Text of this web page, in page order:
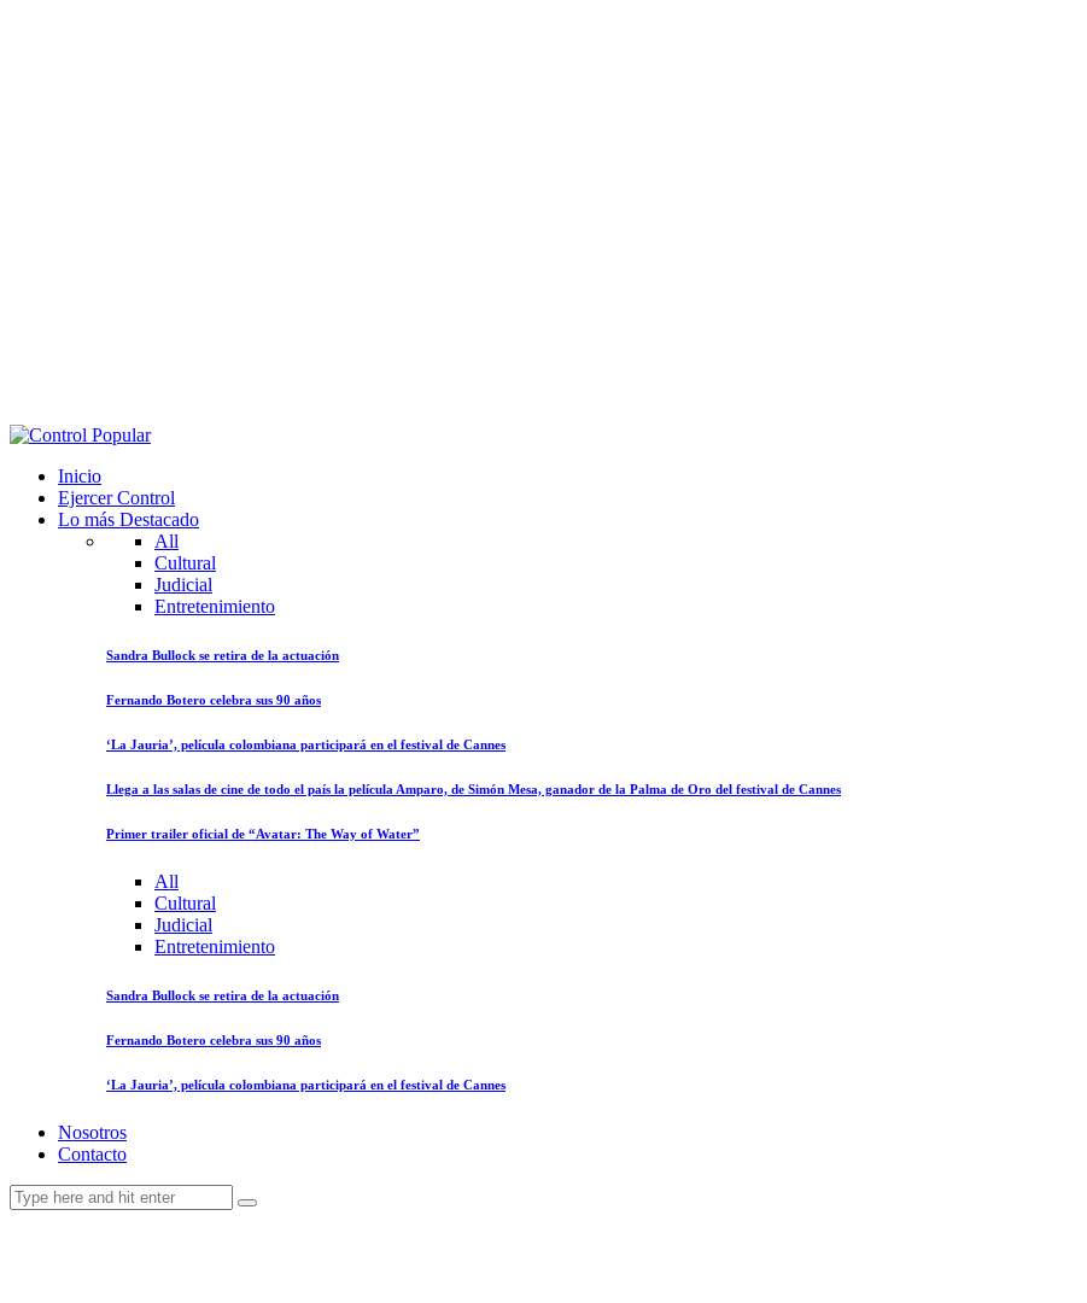
Inicio
Ejercer Control
Lo más Destacado
All
Cultural
Judicial
Entretenimiento
Sandra Bullock se retira de la actuación
Fernando Botero celebra sus 90 años
‘La Jauria’, película colombiana participará en el festival de Cannes
Llega a las salas de cine de todo el país la película Amparo, de Simón Mesa, ganador de la Palma de Oro del festival de Cannes
Primer trailer oficial de “Avatar: The Way of Water”
All
Cultural
Judicial
Entretenimiento
Sandra Bullock se retira de la actuación
Fernando Botero celebra sus 90 años
‘La Jauria’, película colombiana participará en el festival de Cannes
Nosotros
Contacto